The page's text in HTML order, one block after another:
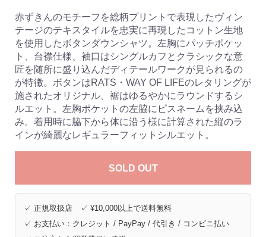
赤ずきんのモチーフを総柄プリントで表現したヴィン
テージのテキスタイルを忠実に再現したコットン生地
を使用したボタンダウンシャツ。左胸にパッチポケッ
ト、台襟仕様、袖口はシングルカフとクラシックな意
匠を随所に盛り込んだディテールワークが見られるの
が特徴。ボタンはRATS・WAY OF LIFEのレタリングが
施されたオリジナル、裾はゆるやかにラウンドするシ
ルエット。左胸ポケットの左脇にピスネームを挟み込
み。着用時に脇下から体に沿う様に計算された縦のラ
インが綺麗なレギュラーフィットシルエット。
SOLD OUT
✓ 正規取扱店 ✓ ¥10,000以上で送料無料
✓ お支払い：クレジット / PayPay / 代引き / コンビニ払い